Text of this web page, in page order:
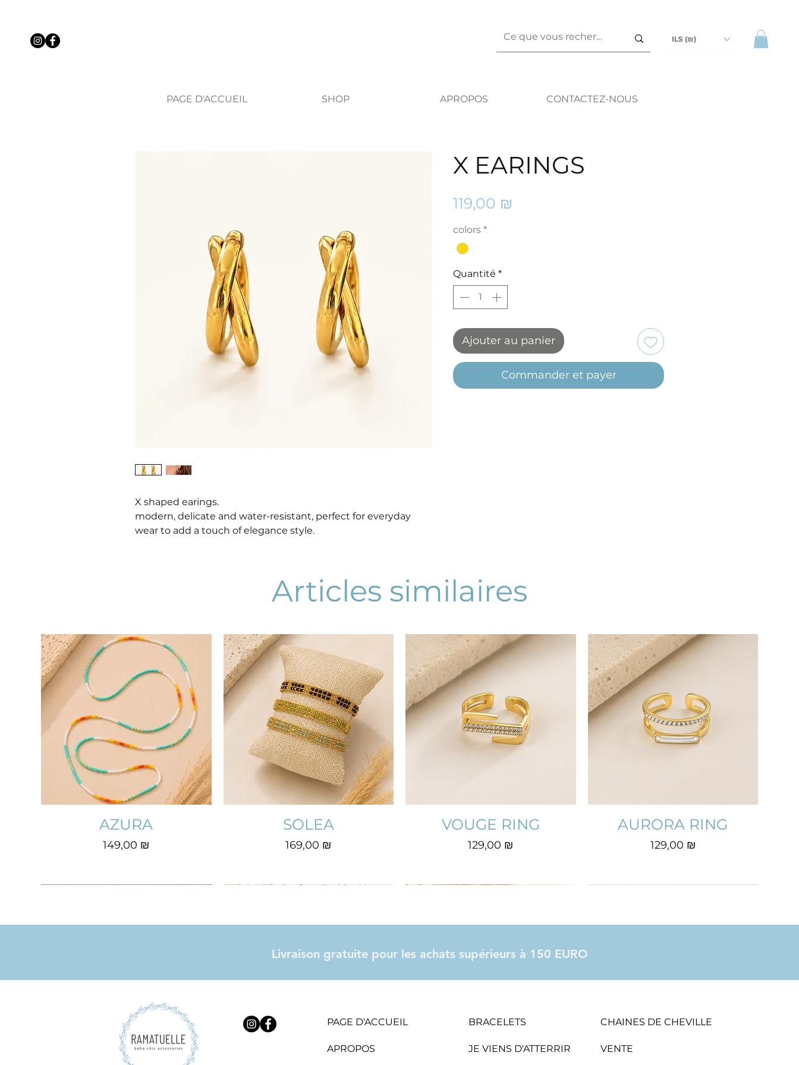
ILS (₪)
PAGE D'ACCUEIL SHOP APROPOS CONTACTEZ-NOUS
X shaped earings.
modern, delicate and water-resistant, perfect for everyday
wear to add a touch of elegance style.
X EARINGS
119,00 ₪
colors *
Quantité *
Ajouter au panier
Commander et payer
Articles similaires
AZURA
Prix
149,00 ₪
SOLEA
Prix
169,00 ₪
VOUGE RING
Prix
129,00 ₪
AURORA RING
Prix
129,00 ₪
Livraison gratuite pour les achats supérieurs à 150 EURO
PAGE D'ACCUEIL
APROPOS
BRACELETS
JE VIENS D'ATTERRIR
CHAINES DE CHEVILLE
VENTE